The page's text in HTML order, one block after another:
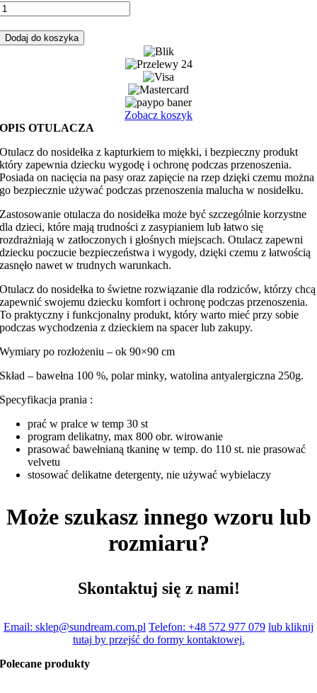
Dodaj do koszyka
Zobacz koszyk
OPIS OTULACZA
Otulacz do nosidełka z kapturkiem to miękki, i bezpieczny produkt
który zapewnia dziecku wygodę i ochronę podczas przenoszenia.
Posiada on nacięcia na pasy oraz zapięcie na rzep dzięki czemu można
go bezpiecznie używać podczas przenoszenia malucha w nosidełku.
Zastosowanie otulacza do nosidełka może być szczególnie korzystne
dla dzieci, które mają trudności z zasypianiem lub łatwo się
rozdrażniają w zatłoczonych i głośnych miejscach. Otulacz zapewni
dziecku poczucie bezpieczeństwa i wygody, dzięki czemu z łatwością
zasnęło nawet w trudnych warunkach.
Otulacz do nosidełka to świetne rozwiązanie dla rodziców, którzy chcą
zapewnić swojemu dziecku komfort i ochronę podczas przenoszenia.
To praktyczny i funkcjonalny produkt, który warto mieć przy sobie
podczas wychodzenia z dzieckiem na spacer lub zakupy.
Wymiary po rozłożeniu – ok 90×90 cm
Skład – bawełna 100 %, polar minky, watolina antyalergiczna 250g.
Specyfikacja prania :
prać w pralce w temp 30 st
program delikatny, max 800 obr. wirowanie
prasować bawełnianą tkaninę w temp. do 110 st. nie prasować
velvetu
stosować delikatne detergenty, nie używać wybielaczy
Może szukasz innego wzoru lub
rozmiaru?
Skontaktuj się z nami!
Email: sklep@sundream.com.pl Telefon: +48 572 977 079 lub kliknij
tutaj by przejść do formy kontaktowej.
Polecane produkty